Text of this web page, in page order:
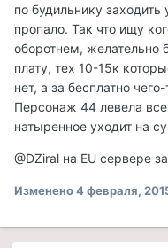
по будильнику
пропало. Так что ищу
оборотнем, желательно
плату, тех 10-15к
нет, а за бесплатно
Персонаж 44 левела
натыренное уходит на
@DZiral на EU сервере
Изменено4 февраля,